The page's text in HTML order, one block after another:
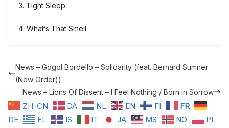
3. Tight Sleep
4. What’s That Smell
News – Gogol Bordello – Solidarity (feat. Bernard Sumner
(New Order))
News – Lions Of Dissent – I Feel Nothing / Born in Sorrow
ZH-CN DA NL EN FI
FR
DE
EL IS IT JA MS NO
PL